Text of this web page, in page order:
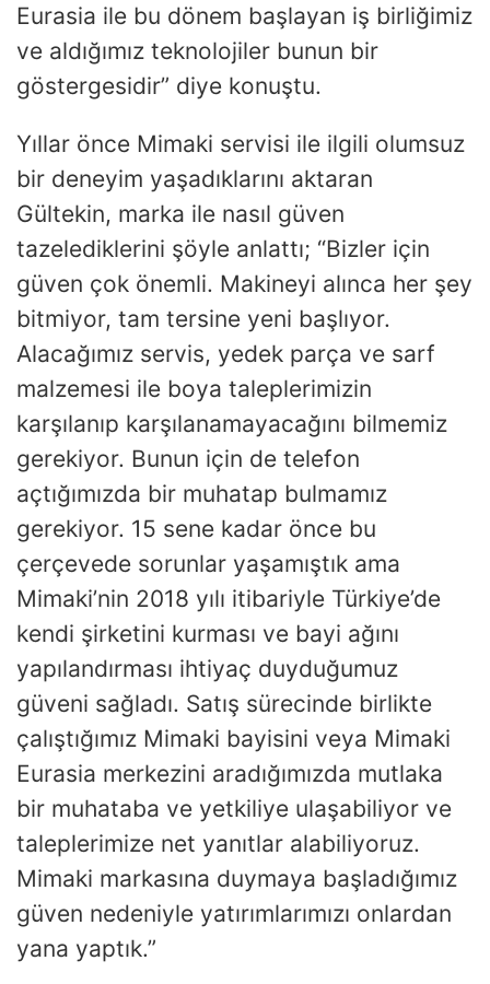
Eurasia ile bu dönem başlayan iş birliğimiz
ve aldığımız teknolojiler bunun bir
göstergesidir” diye konuştu.
Yıllar önce Mimaki servisi ile ilgili olumsuz
bir deneyim yaşadıklarını aktaran
Gültekin, marka ile nasıl güven
tazelediklerini şöyle anlattı; “Bizler için
güven çok önemli. Makineyi alınca her şey
bitmiyor, tam tersine yeni başlıyor.
Alacağımız servis, yedek parça ve sarf
malzemesi ile boya taleplerimizin
karşılanıp karşılanamayacağını bilmemiz
gerekiyor. Bunun için de telefon
açtığımızda bir muhatap bulmamız
gerekiyor. 15 sene kadar önce bu
çerçevede sorunlar yaşamıştık ama
Mimaki’nin 2018 yılı itibariyle Türkiye’de
kendi şirketini kurması ve bayi ağını
yapılandırması ihtiyaç duyduğumuz
güveni sağladı. Satış sürecinde birlikte
çalıştığımız Mimaki bayisini veya Mimaki
Eurasia merkezini aradığımızda mutlaka
bir muhataba ve yetkiliye ulaşabiliyor ve
taleplerimize net yanıtlar alabiliyoruz.
Mimaki markasına duymaya başladığımız
güven nedeniyle yatırımlarımızı onlardan
yana yaptık.”